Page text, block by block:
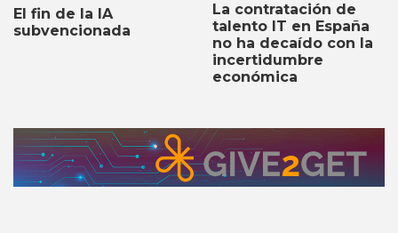
El fin de la IA
subvencionada
La contratación de
talento IT en España
no ha decaído con la
incertidumbre
económica